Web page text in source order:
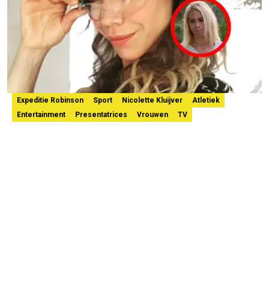
Expeditie Robinson Sport Nicolette Kluijver
Atletiek
Entertainment
Presentatrices Vrouwen TV